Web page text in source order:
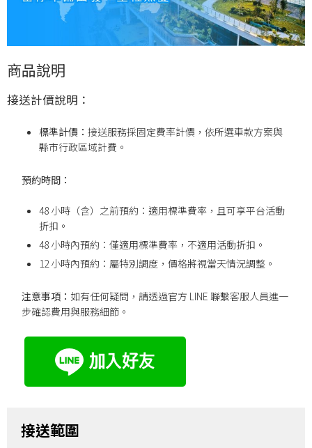
商品說明
接送計價說明：
標準計價：接送服務採固定費率計價，依所選車款方案與
縣市行政區域計費。
預約時間：
48 小時（含）之前預約：適用標準費率，且可享平台活動
折扣。
48 小時內預約：僅適用標準費率，不適用活動折扣。
12 小時內預約：屬特別調度，價格將視當天情況調整。
注意事項： 如有任何疑問，請透過官方 LINE 聯繫客服人員進一
步確認費用與服務細節。
接送範圍